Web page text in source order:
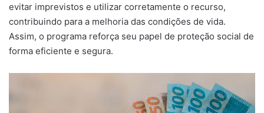
evitar imprevistos e utilizar corretamente o recurso,
contribuindo para a melhoria das condições de vida.
Assim, o programa reforça seu papel de proteção social de
forma eficiente e segura.